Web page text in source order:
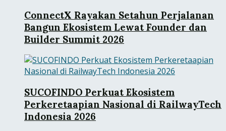
ConnectX Rayakan Setahun Perjalanan
Bangun Ekosistem Lewat Founder dan
Builder Summit 2026
SUCOFINDO Perkuat Ekosistem
Perkeretaapian Nasional di RailwayTech
Indonesia 2026